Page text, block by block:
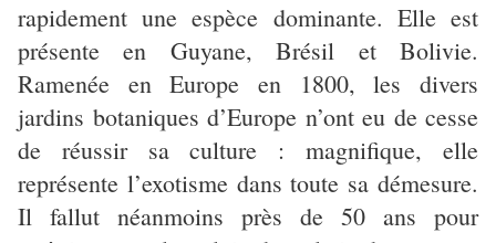
rapidement une espèce dominante. Elle est
présente en Guyane, Brésil et Bolivie.
Ramenée en Europe en 1800, les divers
jardins botaniques d’Europe n’ont eu de cesse
de réussir sa culture : magnifique, elle
représente l’exotisme dans toute sa démesure.
Il fallut néanmoins près de 50 ans pour